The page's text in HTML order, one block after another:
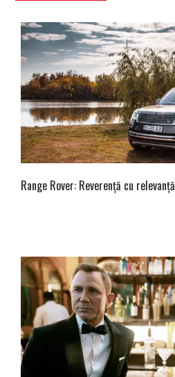
Range Rover: Reverență cu relevanță